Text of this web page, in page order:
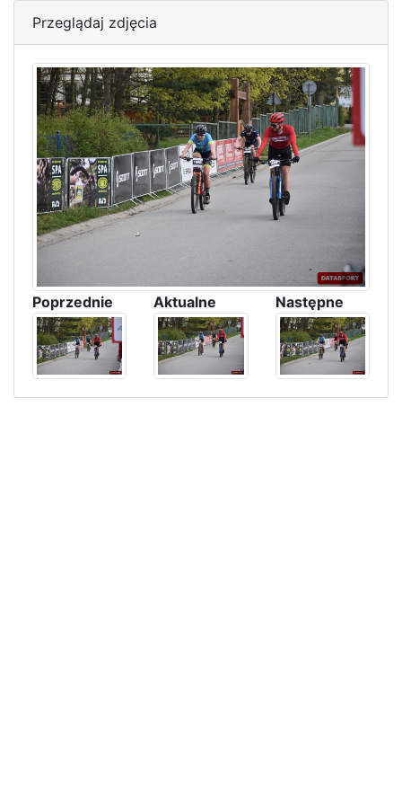
Przeglądaj zdjęcia
Poprzednie Aktualne Następne